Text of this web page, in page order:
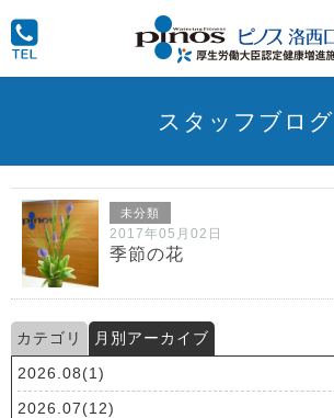
スタッフブログ
未分類
2017年05月02日
季節の花
カテゴリ
月別アーカイブ
2026.08(1)
2026.07(12)